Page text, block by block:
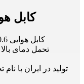
کابل هوایی 0.6×2×15
تولید در ایران با